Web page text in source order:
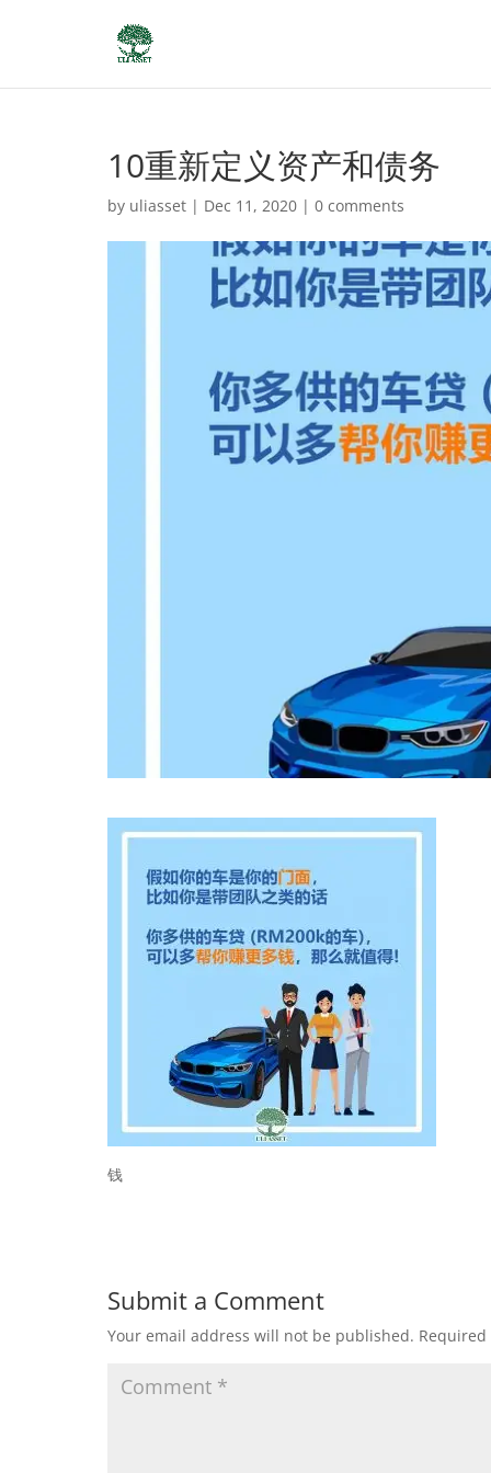
10重新定义资产和债务
by uliasset | Dec 11, 2020 | 0 comments
钱
Submit a Comment
Your email address will not be published.